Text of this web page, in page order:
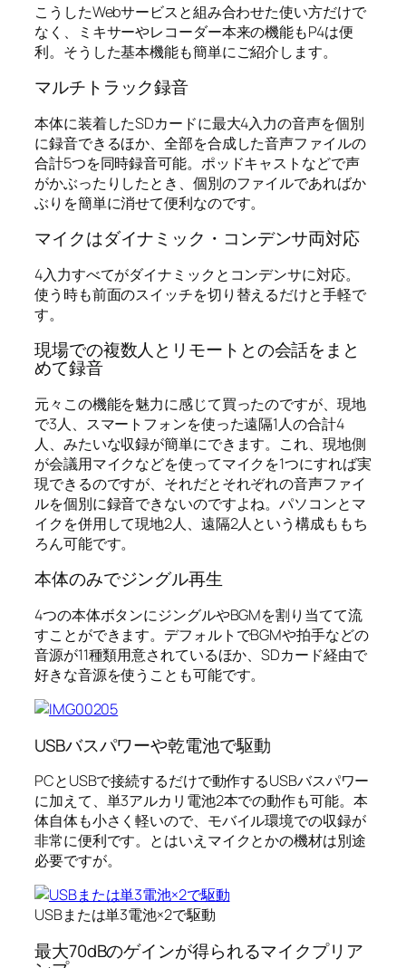
こうしたWebサービスと組み合わせた使い方だけで
なく、ミキサーやレコーダー本来の機能もP4は便
利。そうした基本機能も簡単にご紹介します。
マルチトラック録音
本体に装着したSDカードに最大4入力の音声を個別
に録音できるほか、全部を合成した音声ファイルの
合計5つを同時録音可能。ポッドキャストなどで声
がかぶったりしたとき、個別のファイルであればか
ぶりを簡単に消せて便利なのです。
マイクはダイナミック・コンデンサ両対応
4入力すべてがダイナミックとコンデンサに対応。
使う時も前面のスイッチを切り替えるだけと手軽で
す。
現場での複数人とリモートとの会話をまと
めて録音
元々この機能を魅力に感じて買ったのですが、現地
で3人、スマートフォンを使った遠隔1人の合計4
人、みたいな収録が簡単にできます。これ、現地側
が会議用マイクなどを使ってマイクを1つにすれば実
現できるのですが、それだとそれぞれの音声ファイ
ルを個別に録音できないのですよね。パソコンとマ
イクを併用して現地2人、遠隔2人という構成ももち
ろん可能です。
本体のみでジングル再生
4つの本体ボタンにジングルやBGMを割り当てて流
すことができます。デフォルトでBGMや拍手などの
音源が11種類用意されているほか、SDカード経由で
好きな音源を使うことも可能です。
USBバスパワーや乾電池で駆動
PCとUSBで接続するだけで動作するUSBバスパワー
に加えて、単3アルカリ電池2本での動作も可能。本
体自体も小さく軽いので、モバイル環境での収録が
非常に便利です。とはいえマイクとかの機材は別途
必要ですが。
USBまたは単3電池×2で駆動
最大70dBのゲインが得られるマイクプリア